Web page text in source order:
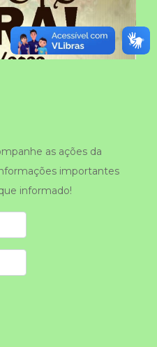
as ações da
importantes
informado!